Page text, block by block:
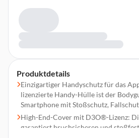
Produktdetails
Einzigartiger Handyschutz für das
lizenzierte Handy-Hülle ist der
Smartphone mit Stoßschutz,
High-End-Cover mit D3O®-Lizenz:
garantiert bruchsicheren und